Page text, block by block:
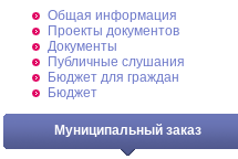
Общая информация
Проекты документов
Документы
Публичные слушания
Бюджет для граждан
Бюджет
Муниципальный заказ